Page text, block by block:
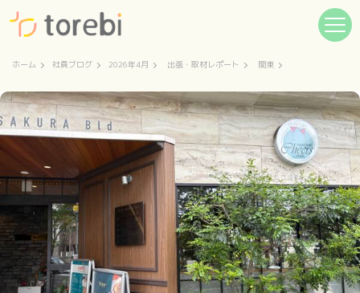
ホーム 社員ブログ 2026年4月 出張・取材レポート 関東